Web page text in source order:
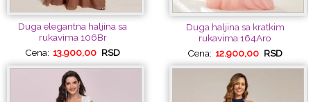
Duga elegantna haljina sa
rukavima 106Br
Cena: 13.900,00 RSD
Duga haljina sa kratkim
rukavima 164Aro
Cena: 12.900,00 RSD